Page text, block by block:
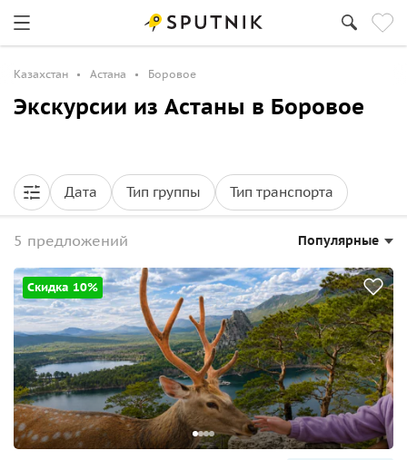
Казахстан Астана Боровое
Экскурсии из Астаны в Боровое
Дата Тип группы Тип транспорта
5 предложений Популярные
Скидка 10%